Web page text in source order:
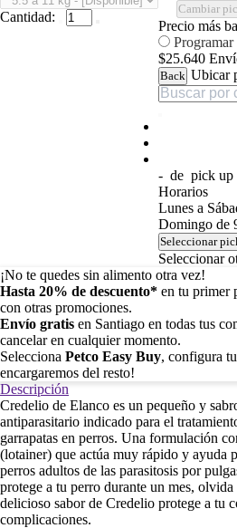
Cantidad:
Cambiar
Precio más
Programar
$25.640
Back Ubicar
- de pick up
Horarios
Lunes a
Domingo de
Seleccionar
Seleccionar
¡No te quedes sin alimento otra vez!
Hasta 20% de descuento* en tu primer
con otras promociones.
Envío gratis en Santiago en todas tus
cancelar en cualquier momento.
Selecciona Petco Easy Buy, configura
encargaremos del resto!
Descripción
Credelio de Elanco es un pequeño y
antiparasitario indicado para el
garrapatas en perros. Una formulación
(lotainer) que actúa muy rápido y ayuda
perros adultos de las parasitosis por
protege a tu perro durante un mes,
delicioso sabor de Credelio protege a tu
complicaciones.